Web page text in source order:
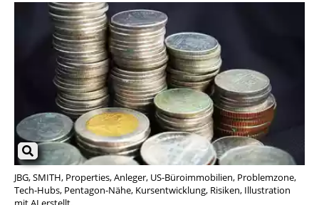
JBG, SMITH, Properties, Anleger, US-Büroimmobilien, Problemzone,
Tech-Hubs, Pentagon-Nähe, Kursentwicklung, Risiken, Illustration